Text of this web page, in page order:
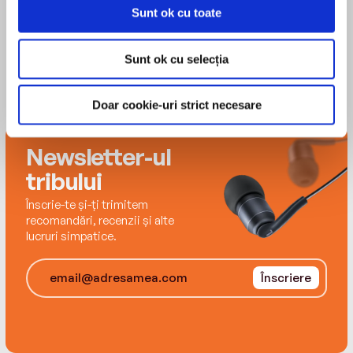
Sunt ok cu toate
Sunt ok cu selecția
Doar cookie-uri strict necesare
BRITISH ENGLISH
Word count: 13,021
Headword count: 1,064
PLUS: visit www.collinselt.com/readers for
videos, teacher resources and self-study
materials.
This book is Level 3 in the Collins ELT Readers
series.
Level 3 is equivalent to CEF level B1.
Newsletter-ul
tribului
Înscrie-te și-ți trimitem
recomandări, recenzii și alte
lucruri simpatice.
Înscriere